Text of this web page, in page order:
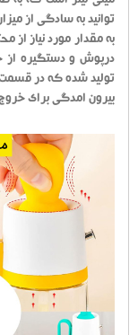
توانید به سادگی از
به مقدار مورد نیاز از
درپوش و دستگیره
تولید شده که در
بیرون امدگی برای